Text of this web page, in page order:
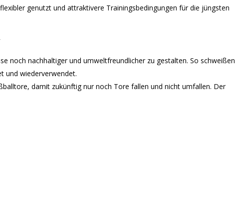
genutzt und attraktivere Trainingsbedingungen für die jüngsten
noch nachhaltiger und umweltfreundlicher zu gestalten. So schweißen
und wiederverwendet.
damit zukünftig nur noch Tore fallen und nicht umfallen. Der